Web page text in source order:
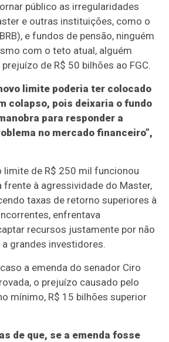
público as irregularidades
e outras instituições, como o
e fundos de pensão, ninguém
com o teto atual, alguém
de R$ 50 bilhões ao FGC.
limite poderia ter colocado
colapso, pois deixaria o fundo
para responder a
no mercado financeiro”,
limite de R$ 250 mil funcionou
frente à agressividade do Master,
taxas de retorno superiores à
enfrentava
recursos justamente por não
grandes investidores.
a emenda do senador Ciro
o prejuízo causado pelo
mínimo, R$ 15 bilhões superior
de que, se a emenda fosse